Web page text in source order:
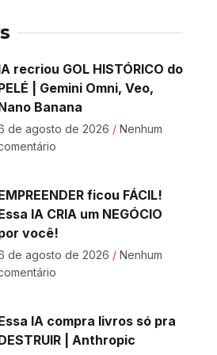
recriou GOL HISTÓRICO do
| Gemini Omni, Veo,
Banana
de agosto de 2026 Nenhum
ficou FÁCIL!
IA CRIA um NEGÓCIO
você!
de agosto de 2026 Nenhum
IA compra livros só pra
| Anthropic